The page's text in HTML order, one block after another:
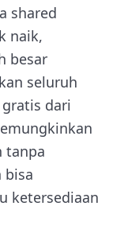
shared
naik,
besar
seluruh
dari
tanpa
bisa
ketersediaan